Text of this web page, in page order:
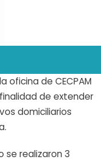
oficina de CECPAM
de extender
domiciliarios
se realizaron 3